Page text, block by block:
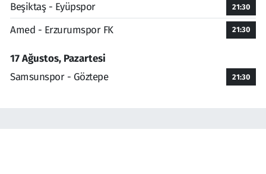
Beşiktaş - Eyüpspor 21:30
Amed - Erzurumspor FK 21:30
17 Ağustos, Pazartesi
Samsunspor - Göztepe
21:30